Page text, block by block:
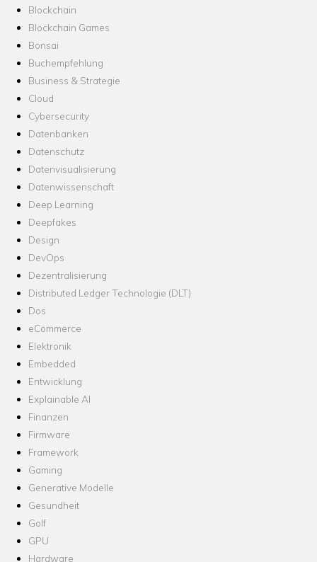
Blockchain
Blockchain Games
Bonsai
Buchempfehlung
Business & Strategie
Cloud
Cybersecurity
Datenbanken
Datenschutz
Datenvisualisierung
Datenwissenschaft
Deep Learning
Deepfakes
Design
DevOps
Dezentralisierung
Distributed Ledger Technologie (DLT)
Dos
eCommerce
Elektronik
Embedded
Entwicklung
Explainable AI
Finanzen
Firmware
Framework
Gaming
Generative Modelle
Gesundheit
Golf
GPU
Hardware